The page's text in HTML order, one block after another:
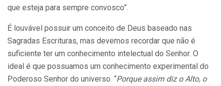
que esteja para sempre convosco”.
É louvável possuir um conceito de Deus baseado nas
Sagradas Escrituras, mas devemos recordar que não é
suficiente ter um conhecimento intelectual do Se­nhor. O
ideal é que possuamos um conhecimento experimental do
Poderoso Senhor do universo. “Porque assim diz o Alto, o